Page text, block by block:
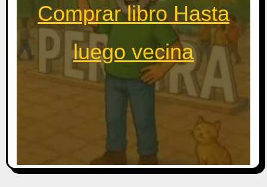
Comprar libro Hasta
luego vecina